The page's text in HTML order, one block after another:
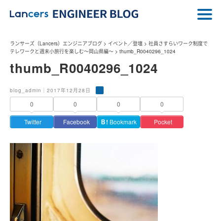
ランサーズ（Lancers）エンジニアブログ > イベント／登壇 > 社員さすらいワーク制度で
テレワークと週末小旅行を楽しむ〜岡山県編〜 > thumb_R0040296_1024
thumb_R0040296_1024
blog_admin｜2017年12月28日
0
Twitter
0
Facebook
0
Ｂ! Bookmark
0
Pocket